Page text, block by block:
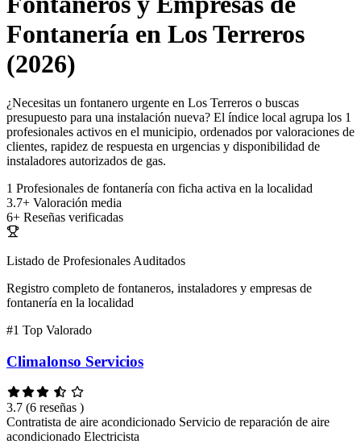
Fontanería en Los Terreros
(2026)
¿Necesitas un fontanero urgente en Los Terreros o buscas
presupuesto para una instalación nueva? El índice local agrupa los 1
profesionales activos en el municipio, ordenados por valoraciones de
clientes, rapidez de respuesta en urgencias y disponibilidad de
instaladores autorizados de gas.
1 Profesionales de fontanería con ficha activa en la localidad
3.7+ Valoración media
6+ Reseñas verificadas
Listado de Profesionales Auditados
Registro completo de fontaneros, instaladores y empresas de
fontanería en la localidad
#1 Top Valorado
Climalonso Servicios
3.7 (6 reseñas )
Contratista de aire acondicionado Servicio de reparación de aire
acondicionado Electricista